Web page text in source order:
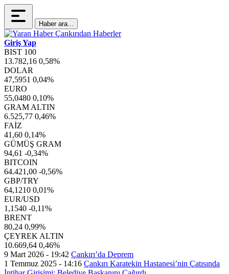
Haber ara...
Giriş Yap
BIST 100
13.782,16 0,58%
DOLAR
47,5951 0,04%
EURO
55,0480 0,10%
GRAM ALTIN
6.525,77 0,46%
FAİZ
41,60 0,14%
GÜMÜŞ GRAM
94,61 -0,34%
BITCOIN
64.421,00 -0,56%
GBP/TRY
64,1210 0,01%
EUR/USD
1,1540 -0,11%
BRENT
80,24 0,99%
ÇEYREK ALTIN
10.669,64 0,46%
9 Mart 2026 - 19:42 Çankırı’da Deprem
1 Temmuz 2025 - 14:16 Çankırı Karatekin Hastanesi’nin Çatısında